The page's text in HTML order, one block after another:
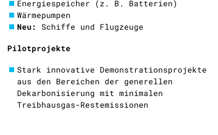
Energiespeicher (z. B. Batterien)
Wärmepumpen
Neu: Schiffe und Flugzeuge
Pilotprojekte
Stark innovative Demonstrationsprojekte
aus den Bereichen der generellen
Dekarbonisierung mit minimalen
Treibhausgas-Restemissionen